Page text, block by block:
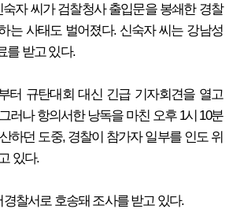
자 씨가 검찰청사 출입문을 봉쇄한 경찰
는 사태도 벌어졌다. 신숙자 씨는 강남성
를 받고 있다.
터 규탄대회 대신 긴급 기자회견을 열고
러나 항의서한 낭독을 마친 오후 1시 10분
하던 도중, 경찰이 참가자 일부를 인도 위
있다.
찰서로 호송돼 조사를 받고 있다.